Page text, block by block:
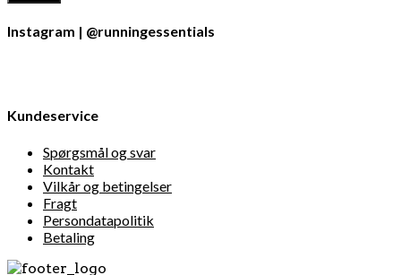
Instagram | @runningessentials
Kundeservice
Spørgsmål og svar
Kontakt
Vilkår og betingelser
Fragt
Persondatapolitik
Betaling